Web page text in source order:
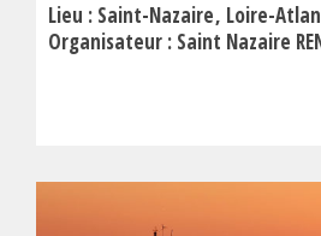
Lieu : Saint-Nazaire Loire-
Organisateur : Saint Nazaire